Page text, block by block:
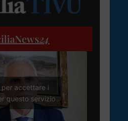
24
per accettare i
questo servizio